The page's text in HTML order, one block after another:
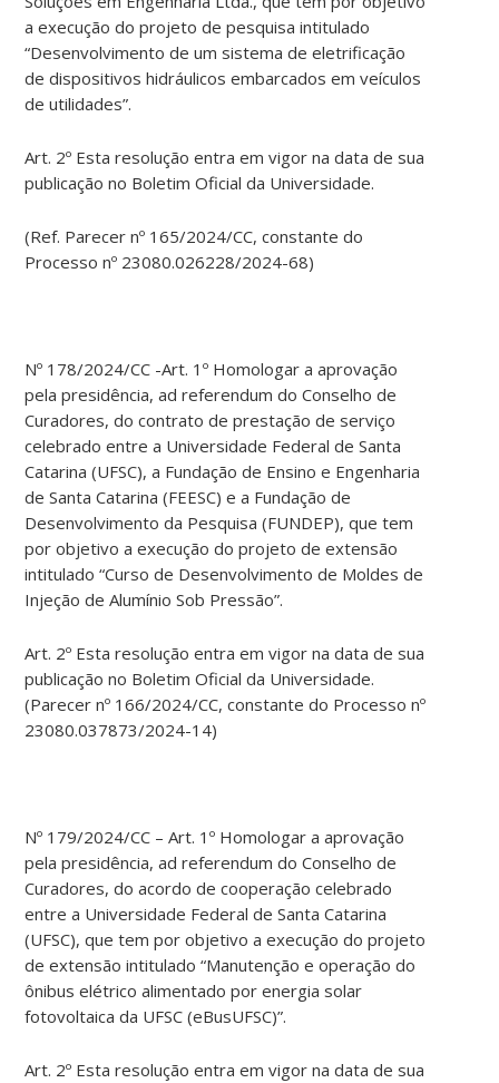
a execução do projeto de pesquisa intitulado
“Desenvolvimento de um sistema de eletrificação
de dispositivos hidráulicos embarcados em veículos
de utilidades”.
Art. 2º Esta resolução entra em vigor na data de sua
publicação no Boletim Oficial da Universidade.
(Ref. Parecer nº 165/2024/CC, constante do
Processo nº 23080.026228/2024-68)
Nº 178/2024/CC -Art. 1º Homologar a aprovação
pela presidência, ad referendum do Conselho de
Curadores, do contrato de prestação de serviço
celebrado entre a Universidade Federal de Santa
Catarina (UFSC), a Fundação de Ensino e Engenharia
de Santa Catarina (FEESC) e a Fundação de
Desenvolvimento da Pesquisa (FUNDEP), que tem
por objetivo a execução do projeto de extensão
intitulado “Curso de Desenvolvimento de Moldes de
Injeção de Alumínio Sob Pressão”.
Art. 2º Esta resolução entra em vigor na data de sua
publicação no Boletim Oficial da Universidade.
(Parecer nº 166/2024/CC, constante do Processo nº
23080.037873/2024-14)
Nº 179/2024/CC – Art. 1º Homologar a aprovação
pela presidência, ad referendum do Conselho de
Curadores, do acordo de cooperação celebrado
entre a Universidade Federal de Santa Catarina
(UFSC), que tem por objetivo a execução do projeto
de extensão intitulado “Manutenção e operação do
ônibus elétrico alimentado por energia solar
fotovoltaica da UFSC (eBusUFSC)”.
Art. 2º Esta resolução entra em vigor na data de sua